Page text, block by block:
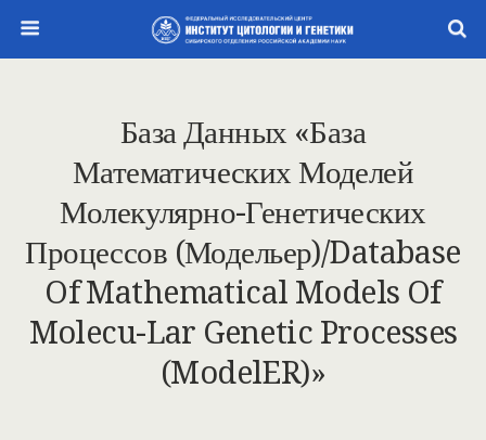
База Данных «База
Математических Моделей
Молекулярно-Генетических
Процессов (Модельер)/Database
Of Mathematical Models Of
Molecu-Lar Genetic Processes
(ModelER)»